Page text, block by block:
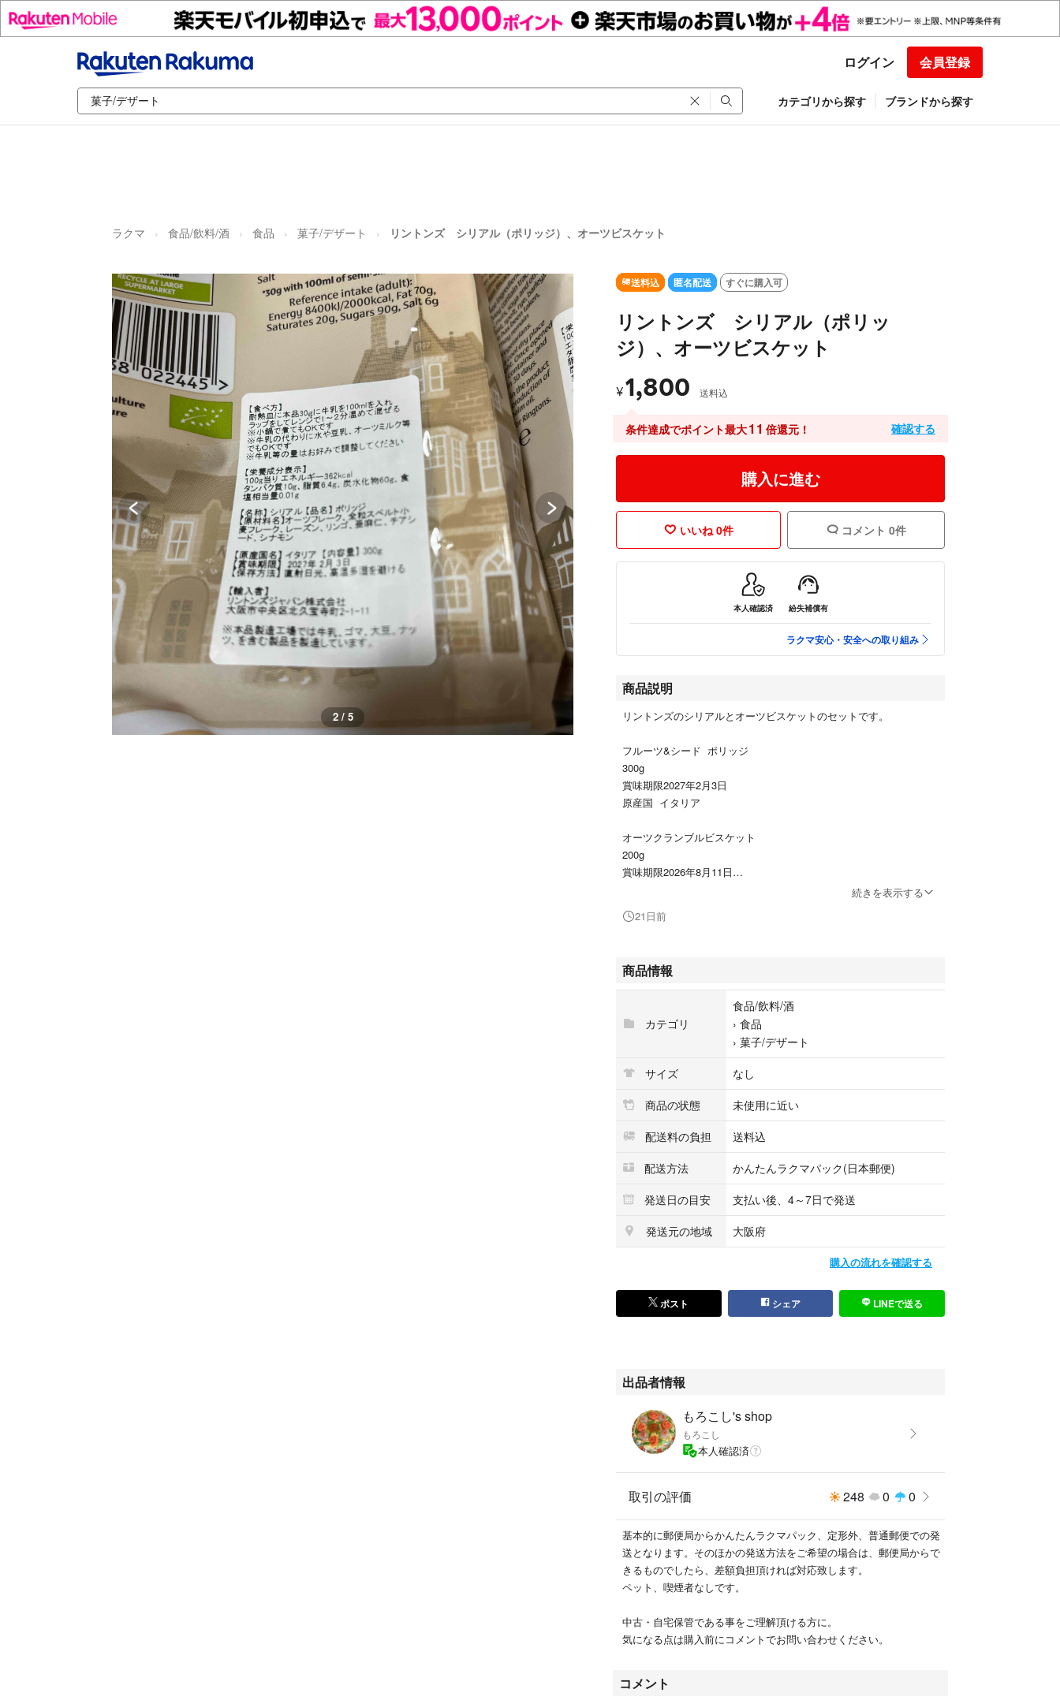
ログイン 会員登録
カテゴリから探す ブランドから探す
ラクマ 食品/飲料/酒 食品 菓子/デザート リントンズ シリアル（ポリッジ）、オーツビスケット
2 / 5
送料込 匿名配送 すぐに購入可
リントンズ シリアル（ポリッ
ジ）、オーツビスケット
¥1,800 送料込
条件達成でポイント最大11 倍還元！ 確認する
購入に進む
いいね 0件 コメント 0件
本人確認済 紛失補償有
ラクマ安心・安全への取り組み
商品説明
リントンズのシリアルとオーツビスケットのセットです。
フルーツ&シード ポリッジ
300g
賞味期限2027年2月3日
原産国 イタリア
オーツクランブルビスケット
200g
賞味期限2026年8月11日
数日自宅保管しております。
続きを表示する
21日前
商品情報
カテゴリ
食品/飲料/酒
› 食品
› 菓子/デザート
サイズ
なし
商品の状態
未使用に近い
配送料の負担
送料込
配送方法
かんたんラクマパック(日本郵便)
発送日の目安
支払い後、4～7日で発送
発送元の地域
大阪府
購入の流れを確認する
ポスト シェア LINEで送る
出品者情報
もろこし's shop
もろこし
本人確認済
取引の評価 248 0 0
基本的に郵便局からかんたんラクマパック、定形外、普通郵便での発
送となります。そのほかの発送方法をご希望の場合は、郵便局からで
きるものでしたら、差額負担頂ければ対応致します。
ペット、喫煙者なしです。
中古・自宅保管である事をご理解頂ける方に。
気になる点は購入前にコメントでお問い合わせください。
コメント